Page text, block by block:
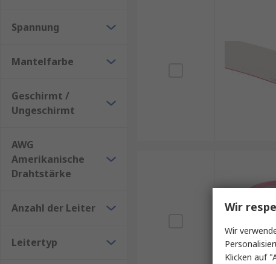
Spannung
Mantelfarbe
Geschirmt /
Ungeschirmt
AWG
Amerikanische
Drahtstärke
Anzahl der Leiter
Leitertyp
Wir
Wir
Klicken auf